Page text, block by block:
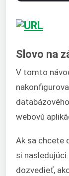
Slovo na
V tomto
webovú
Ak sa chcete
si nasledujúci
dozvedieť,